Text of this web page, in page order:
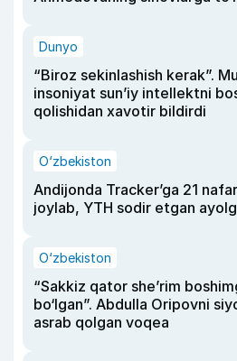
Dunyo
“Biroz sekinlashish kerak”.
insoniyat sun’iy intellektni
qolishidan xavotir bildirdi
O‘zbekiston
Andijonda Tracker’ga 21
joylab, YTH sodir etgan
O‘zbekiston
“Sakkiz qator she’rim
bo‘lgan”. Abdulla Oripovni
asrab qolgan voqea